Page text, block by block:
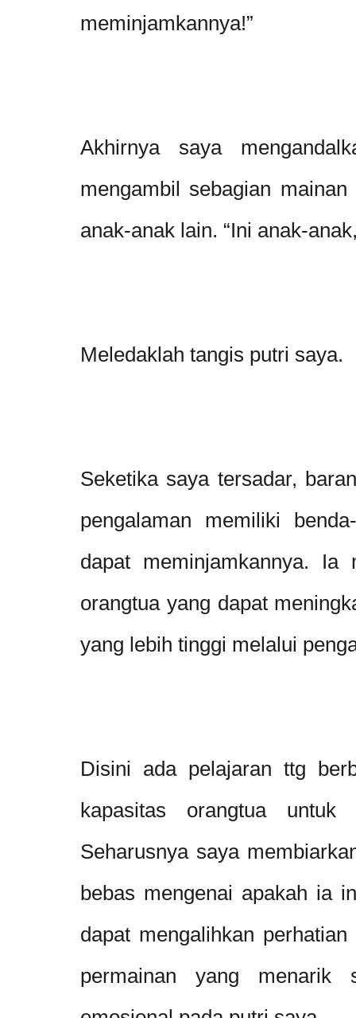
meminjamkannya!”
Akhirnya saya
mengambil sebagian
anak-anak lain. “Ini anak-
Meledaklah tangis putri saya.
Seketika saya tersadar,
pengalaman memiliki
dapat meminjamkannya. Ia
orangtua yang dapat
yang lebih tinggi melalui
Disini ada pelajaran ttg
kapasitas orangtua untuk
Seharusnya saya
bebas mengenai apakah ia
dapat mengalihkan
permainan yang menarik